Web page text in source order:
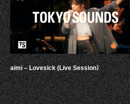
aimi – Lovesick (Live Session）